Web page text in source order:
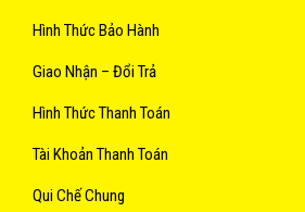
Hình Thức Bảo Hành
Giao Nhận – Đổi Trả
Hình Thức Thanh Toán
Tài Khoản Thanh Toán
Qui Chế Chung